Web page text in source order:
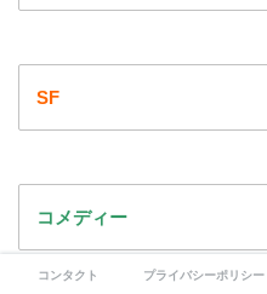
SF
コメディー
コンタクト プライバシーポリシー